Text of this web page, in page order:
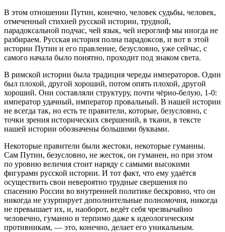
В этом отношении Путин, конечно, человек судьбы, человек,
отмеченный стихией русской истории, трудной,
парадоксальной подчас, чей язык, чей иероглиф мы иногда не
разбираем. Русская история полна парадоксов, и вот в этой
истории Путин и его правление, безусловно, уже сейчас, с
самого начала было понятно, проходит под знаком света.
В римской истории была традиция череды императоров. Один
был плохой, другой хороший, потом опять плохой, другой
хороший. Они составляли структуру, почти чёрно-белую, 1-0:
император удачный, император провальный. В нашей истории
не всегда так, но есть те правители, которые, безусловно, с
точки зрения исторических свершений, в ткани, в тексте
нашей истории обозначены большими буквами.
Некоторые правители были жестоки, некоторые гуманны.
Сам Путин, безусловно, не жесток, он гуманен, но при этом
по уровню величия стоит наряду с самыми высокими
фигурами русской истории. И тот факт, что ему удаётся
осуществить свои невероятно трудные свершения по
спасению России во внутренней политике бескровно, что он
никогда не узурпирует дополнительные полномочия, никогда
не превышает их, и, наоборот, ведёт себя чрезвычайно
человечно, гуманно и терпимо даже к идеологическим
противникам, — это, конечно, делает его уникальным.